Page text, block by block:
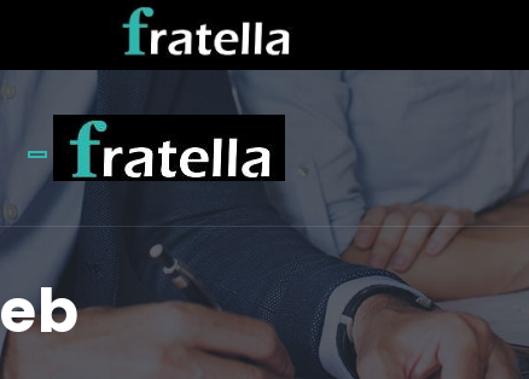
Toggle navigation